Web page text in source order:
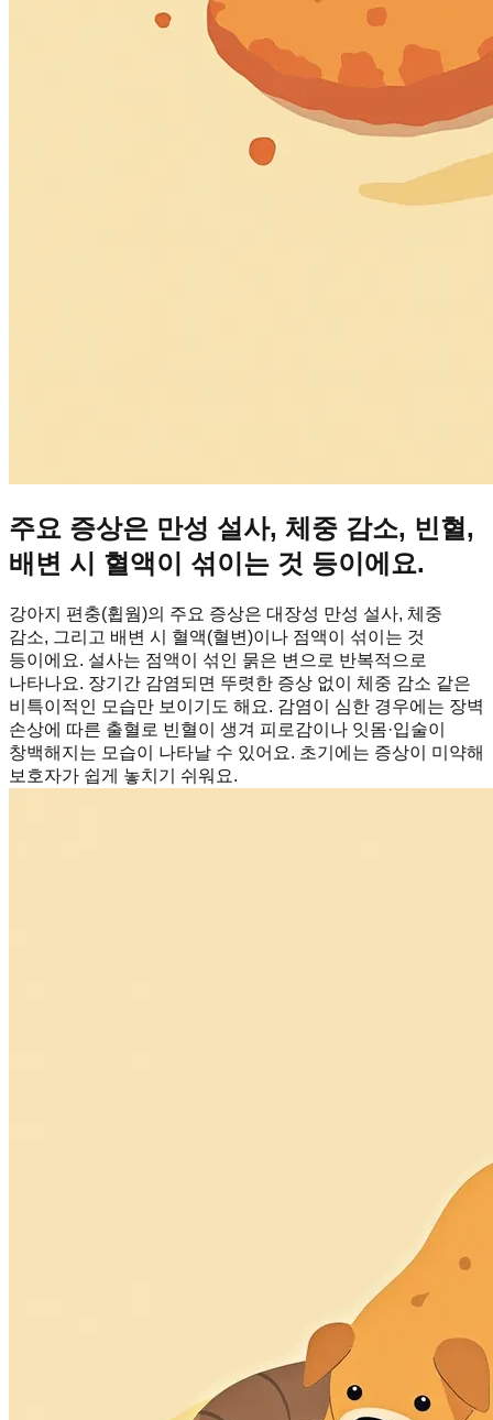
주요 증상은 만성 설사, 체중 감소, 빈혈,
배변 시 혈액이 섞이는 것 등이에요.
강아지 편충(휩웜)의 주요 증상은 대장성 만성 설사, 체중
감소, 그리고 배변 시 혈액(혈변)이나 점액이 섞이는 것
등이에요. 설사는 점액이 섞인 묽은 변으로 반복적으로
나타나요. 장기간 감염되면 뚜렷한 증상 없이 체중 감소 같은
비특이적인 모습만 보이기도 해요. 감염이 심한 경우에는 장벽
손상에 따른 출혈로 빈혈이 생겨 피로감이나 잇몸·입술이
창백해지는 모습이 나타날 수 있어요. 초기에는 증상이 미약해
보호자가 쉽게 놓치기 쉬워요.